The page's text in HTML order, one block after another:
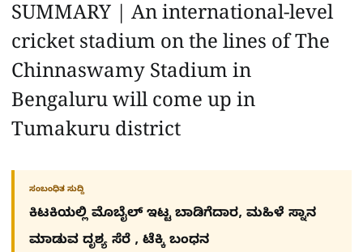
SUMMARY | An international-level
cricket stadium on the lines of The
Chinnaswamy Stadium in
Bengaluru will come up in
Tumakuru district
ಸಂಬಂಧಿತ ಸುದ್ದಿ
ಕಿಟಕಿಯಲ್ಲಿ ಮೊಬೈಲ್ ಇಟ್ಟ ಬಾಡಿಗೆದಾರ, ಮಹಿಳೆ ಸ್ನಾನ
ಮಾಡುವ ದೃಶ್ಯ ಸೆರೆ , ಟೆಕ್ಕಿ ಬಂಧನ